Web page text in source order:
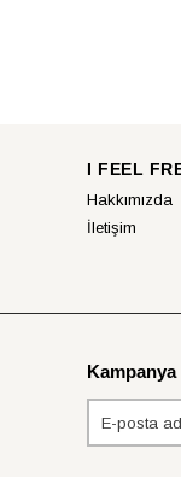
I FEEL
Hakkımızda
İletişim